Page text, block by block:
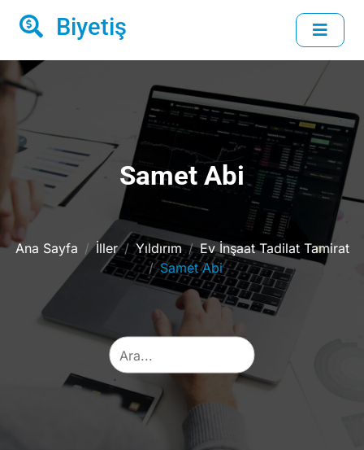
Biyetiş
Samet Abi
Ana Sayfa İller Yıldırım
Ev İnşaat Tadilat Tamirat
Samet Abi